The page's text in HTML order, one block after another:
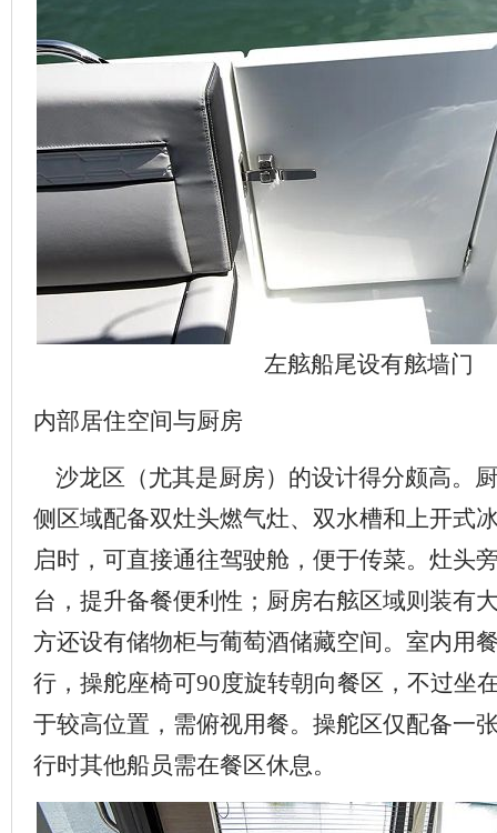
左舷船尾设有舷墙门
内部居住空间与厨房
沙龙区（尤其是厨房）的设计得分颇高。
侧区域配备双灶头燃气灶、双水槽和上开
启时，可直接通往驾驶舱，便于传菜。灶头
台，提升备餐便利性；厨房右舷区域则装有
方还设有储物柜与葡萄酒储藏空间。室内用
行，操舵座椅可90度旋转朝向餐区，不过坐
于较高位置，需俯视用餐。操舵区仅配备一
行时其他船员需在餐区休息。